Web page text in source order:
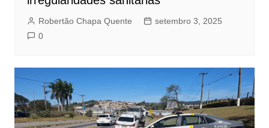
Robertão Chapa Quente
setembro 3, 2025
0